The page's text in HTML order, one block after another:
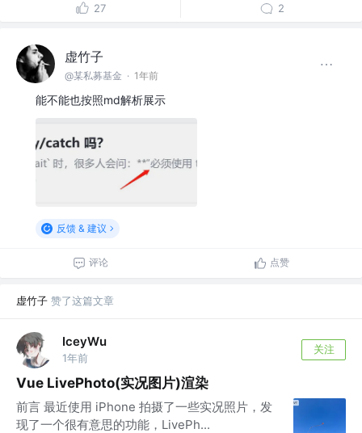
27 2
虚竹子
@某私募基金 · 1年前
能不能也按照md解析展示
反馈 & 建议
评论 点赞
虚竹子 赞了这篇文章
IceyWu
1年前
关注
Vue LivePhoto(实况图片)渲染
前言 最近使用 iPhone 拍摄了一些实况照片，发
现了一个很有意思的功能，LivePh...